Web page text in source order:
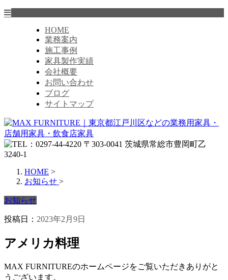
HOME
業務案内
施工事例
家具製作実績
会社概要
お問い合わせ
ブログ
サイトマップ
HOME >
お知らせ >
お知らせ
投稿日： 2023年2月9日
アメリカ料理
MAX FURNITUREのホームページをご覧いただきありがと
うございます。